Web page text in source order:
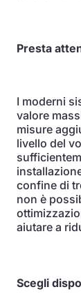
Presta
I moderni
valore
misure
livello del
confine di
non è
aiutare a
Scegli